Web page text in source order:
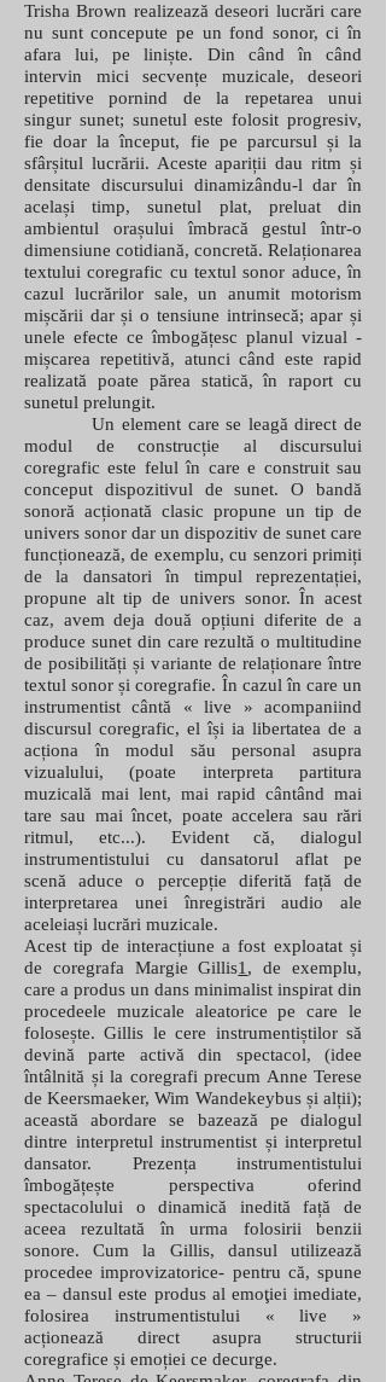
Trisha Brown realizează deseori lucrări care
nu sunt concepute pe un fond sonor, ci în
afara lui, pe liniște. Din când în când
intervin mici secvențe muzicale, deseori
repetitive pornind de la repetarea unui
singur sunet; sunetul este folosit progresiv,
fie doar la început, fie pe parcursul și la
sfârșitul lucrării. Aceste apariții dau ritm și
densitate discursului dinamizându-l dar în
același timp, sunetul plat, preluat din
ambientul orașului îmbracă gestul într-o
dimensiune cotidiană, concretă. Relaționarea
textului coregrafic cu textul sonor aduce, în
cazul lucrărilor sale, un anumit motorism
mișcării dar și o tensiune intrinsecă; apar și
unele efecte ce îmbogățesc planul vizual -
mișcarea repetitivă, atunci când este rapid
realizată poate părea statică, în raport cu
sunetul prelungit.
Un element care se leagă direct de
modul de construcție al discursului
coregrafic este felul în care e construit sau
conceput dispozitivul de sunet. O bandă
sonoră acționată clasic propune un tip de
univers sonor dar un dispozitiv de sunet care
funcționează, de exemplu, cu senzori primiți
de la dansatori în timpul reprezentației,
propune alt tip de univers sonor. În acest
caz, avem deja două opțiuni diferite de a
produce sunet din care rezultă o multitudine
de posibilități și variante de relaționare între
textul sonor și coregrafie. În cazul în care un
instrumentist cântă « live » acompaniind
discursul coregrafic, el își ia libertatea de a
acționa în modul său personal asupra
vizualului, (poate interpreta partitura
muzicală mai lent, mai rapid cântând mai
tare sau mai încet, poate accelera sau rări
ritmul, etc...). Evident că, dialogul
instrumentistului cu dansatorul aflat pe
scenă aduce o percepție diferită față de
interpretarea unei înregistrări audio ale
aceleiași lucrări muzicale.
Acest tip de interacțiune a fost exploatat și
de coregrafa Margie Gillis1 , de exemplu,
care a produs un dans minimalist inspirat din
procedeele muzicale aleatorice pe care le
folosește. Gillis le cere instrumentiștilor să
devină parte activă din spectacol, (idee
întâlnită și la coregrafi precum Anne Terese
de Keersmaeker, Wim Wandekeybus și alții);
această abordare se bazează pe dialogul
dintre interpretul instrumentist și interpretul
dansator. Prezența instrumentistului
îmbogățește perspectiva oferind
spectacolului o dinamică inedită față de
aceea rezultată în urma folosirii benzii
sonore. Cum la Gillis, dansul utilizează
procedee improvizatorice- pentru că, spune
ea – dansul este produs al emoţiei imediate,
folosirea instrumentistului « live »
acționează direct asupra structurii
coregrafice și emoției ce decurge.